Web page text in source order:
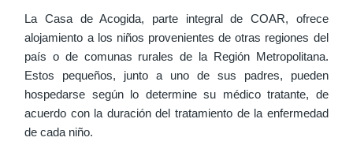
La Casa de Acogida, parte integral de COAR, ofrece
alojamiento a los niños provenientes de otras regiones del
país o de comunas rurales de la Región Metropolitana.
Estos pequeños, junto a uno de sus padres, pueden
hospedarse según lo determine su médico tratante, de
acuerdo con la duración del tratamiento de la enfermedad
de cada niño.